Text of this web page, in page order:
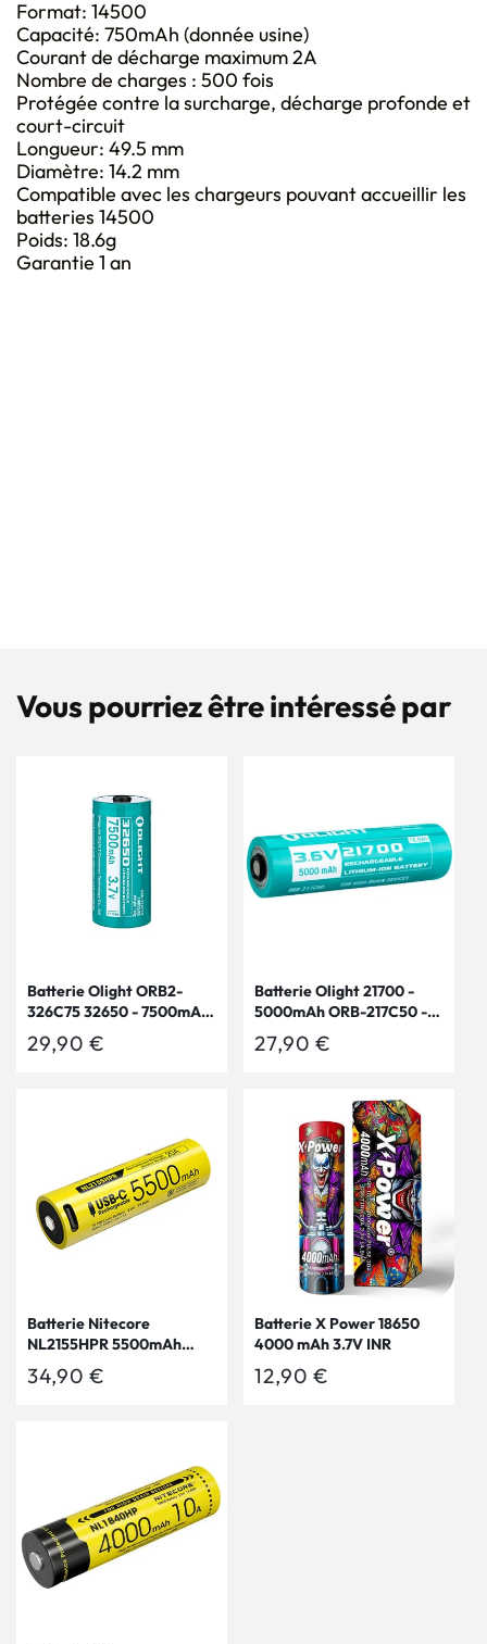
Format: 14500
Capacité: 750mAh (donnée usine)
Courant de décharge maximum 2A
Nombre de charges : 500 fois
Protégée contre la surcharge, décharge profonde et
court-circuit
Longueur: 49.5 mm
Diamètre: 14.2 mm
Compatible avec les chargeurs pouvant accueillir les
batteries 14500
Poids: 18.6g
Garantie 1 an
Vous pourriez être intéressé par
Batterie Olight ORB2-
326C75 32650 - 7500mAh
3.7V – Marauder Mini 2
Prix
29,90 €
Batterie Olight 21700 -
5000mAh ORB-217C50 -
3.6V protégée Li-ion
Prix
27,90 €
Batterie Nitecore
NL2155HPR 5500mAh
3.6V li-ion protégée Haute
Performance - port USB-C
Prix
34,90 €
Batterie X Power 18650
4000 mAh 3.7V INR
Prix
12,90 €